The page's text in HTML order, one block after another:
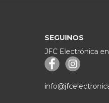
SEGUINOS
JFC Electrónica